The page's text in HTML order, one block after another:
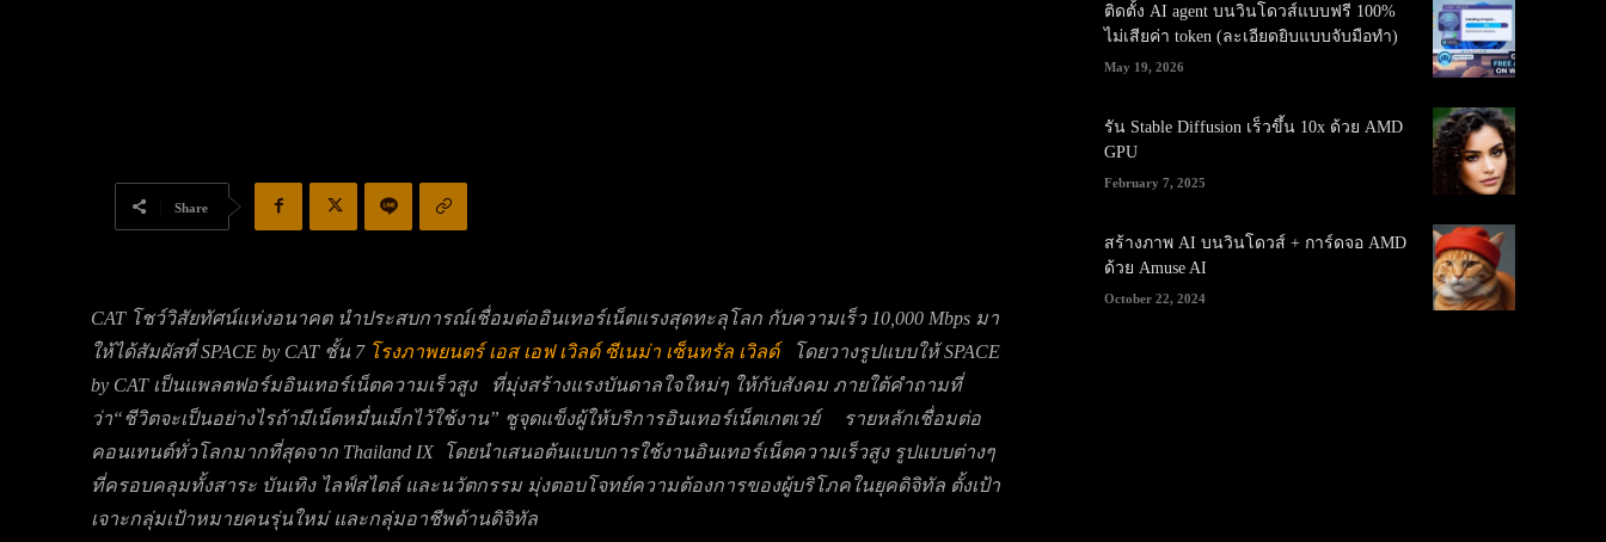
Share
CAT โชว์วิสัยทัศน์แห่งอนาคต นำประสบการณ์เชื่อมต่ออินเทอร์เน็ตแรงสุดทะลุโลก กับความเร็ว 10,000 Mbps มา
ให้ได้สัมผัสที่SPACE by CAT ชั้น 7 โรงภาพยนตร์ เอส เอฟ เวิลด์ ซีเนม่า เซ็นทรัล เวิลด์ โดยวางรูปแบบให้SPACE
by CAT เป็นแพลตฟอร์มอินเทอร์เน็ตความเร็วสูง
ที่มุ่งสร้างแรงบันดาลใจใหม่ๆ ให้กับสังคม ภายใต้คำถามที่
ว่า“ชีวิตจะเป็นอย่างไรถ้ามีเน็ตหมื่นเม็กไว้ใช้งาน” ชูจุดแข็งผู้ให้บริการอินเทอร์เน็ตเกตเวย์ รายหลักเชื่อมต่อ
คอนเทนต์ทั่วโลกมากที่สุดจาก Thailand IX
โดยนำเสนอต้นแบบการใช้งานอินเทอร์เน็ตความเร็วสูง รูปแบบต่างๆ
ที่ครอบคลุมทั้งสาระ บันเทิง ไลฟ์สไตล์ และนวัตกรรม มุ่งตอบโจทย์ความต้องการของผู้บริโภคในยุคดิจิทัล ตั้งเป้า
เจาะกลุ่มเป้าหมายคนรุ่นใหม่ และกลุ่มอาชีพด้านดิจิทัล
ติดตั้ง AI agent บนวินโดวส์แบบฟรี 100%
ไม่เสียค่า token (ละเอียดยิบแบบจับมือทำ)
May 19, 2026
รัน Stable Diffusion เร็วขึ้น 10x ด้วย AMD
GPU
February 7, 2025
สร้างภาพ AI บนวินโดวส์ + การ์ดจอ AMD
ด้วย Amuse AI
October 22, 2024